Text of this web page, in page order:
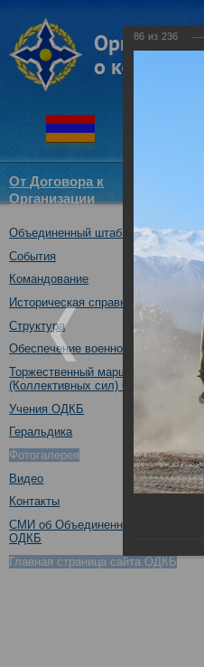
От Договора к
Организации
Объединенный штаб ОДКБ
События
Командование
Историческая справка
Структура
Обеспечение военной безопасности
Торжественный марш Войск
(Коллективных сил) ОДКБ
Учения ОДКБ
Геральдика
Фотогалерея
Видео
Контакты
СМИ об Объединенном штабе
ОДКБ
Главная страница сайта ОДКБ
86 из 236